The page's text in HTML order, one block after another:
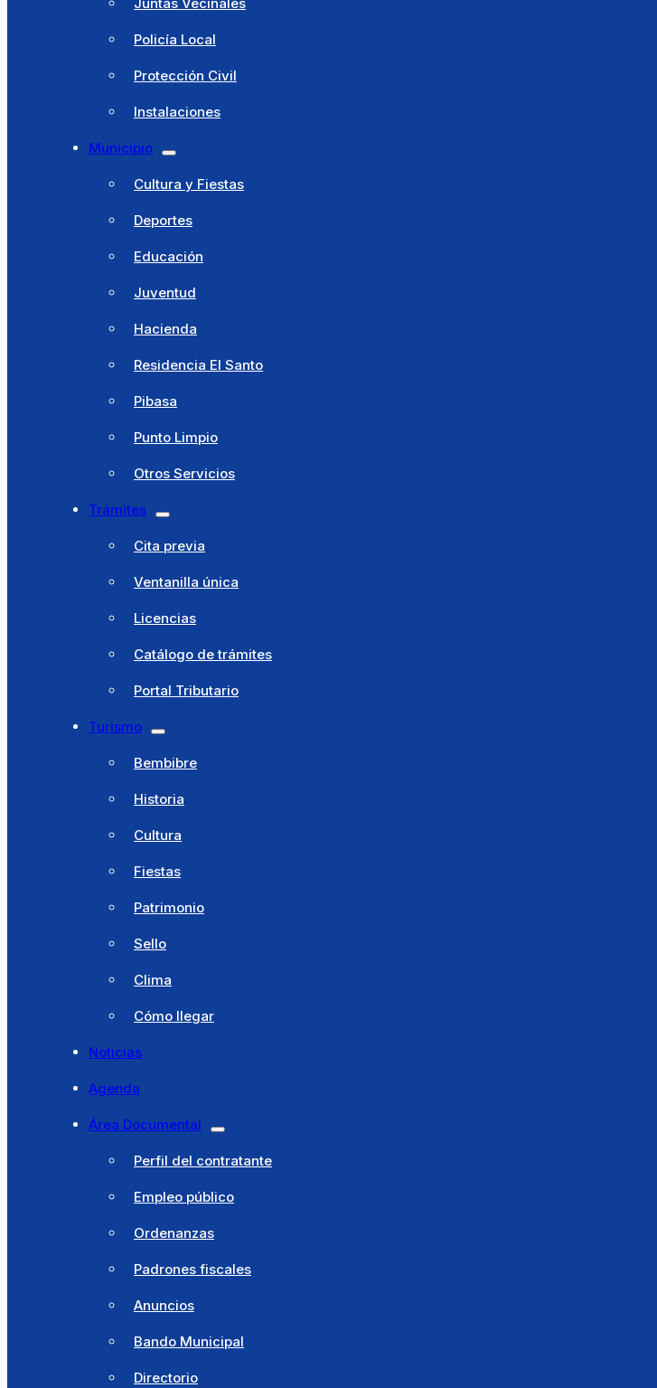
Policía Local
Protección Civil
Instalaciones
Municipio
Cultura y Fiestas
Deportes
Educación
Juventud
Hacienda
Residencia El Santo
Pibasa
Punto Limpio
Otros Servicios
Trámites
Cita previa
Ventanilla única
Licencias
Catálogo de trámites
Portal Tributario
Turismo
Bembibre
Historia
Cultura
Fiestas
Patrimonio
Sello
Clima
Cómo llegar
Noticias
Agenda
Área Documental
Perfil del contratante
Empleo público
Ordenanzas
Padrones fiscales
Anuncios
Bando Municipal
Directorio